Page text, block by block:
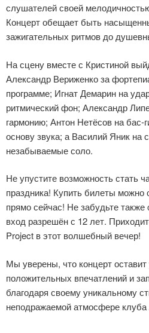
слушателей своей
Концерт обещает быть
зажигательных ритмов до
На сцену вместе с Кристиной
Александр Вериженко за
программе; Игнат Демарин на
ритмический фон; Александр
гармонию; Антон Нетёсов на бас-
основу звука; а Василий Яник на
незабываемые соло.
Не упустите возможность стать
праздника! Купить билеты можно
прямо сейчас! Не забудьте также
вход разрешён с 12 лет.
Project в этот волшебный вечер!
Мы уверены, что концерт
положительных впечатлений и
благодаря своему уникальному
неподражаемой атмосфере